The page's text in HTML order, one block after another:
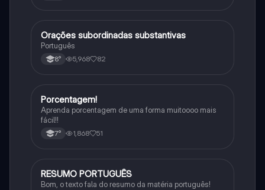
Português
Orações subordinadas substantivas
Português
8° 5,968 82
Matematica
Porcentagem!
Aprenda porcentagem de uma forma muitoooo mais
fácil!!
7° 1,868 51
Português
RESUMO PORTUGUÊS
Bom, o texto fala do resumo da matéria português!